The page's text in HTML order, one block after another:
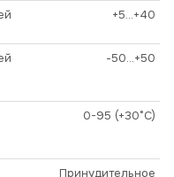
+5...+40
-50...+50
0-95 (+30°С)
Принудительное